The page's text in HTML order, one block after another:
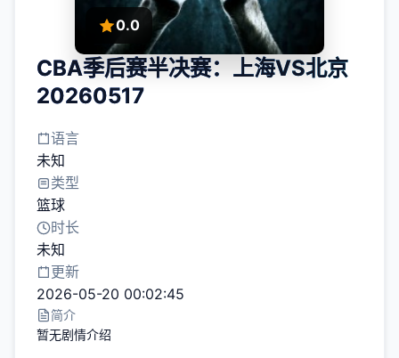
0.0
CBA季后赛半决赛：上海VS北京
20260517
语言
未知
类型
篮球
时长
未知
更新
2026-05-20 00:02:45
简介
暂无剧情介绍